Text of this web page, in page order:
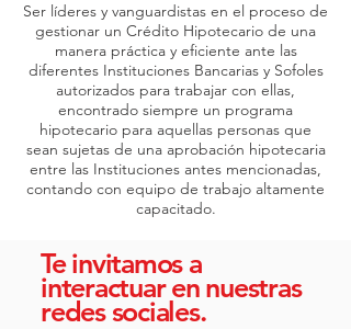
Ser líderes y vanguardistas en el proceso de
gestionar un Crédito Hipotecario de una
manera práctica y eficiente ante las
diferentes Instituciones Bancarias y Sofoles
autorizados para trabajar con ellas,
encontrado siempre un programa
hipotecario para aquellas personas que
sean sujetas de una aprobación hipotecaria
entre las Instituciones antes mencionadas,
contando con equipo de trabajo altamente
capacitado.
Te invitamos a
interactuaren nuestras
redes sociales.